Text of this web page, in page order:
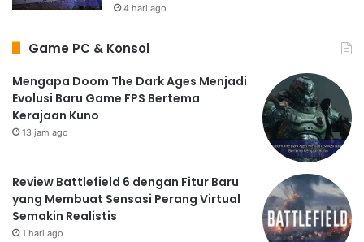
4 hari ago
Game PC & Konsol
Mengapa Doom The Dark Ages Menjadi
Evolusi Baru Game FPS Bertema
Kerajaan Kuno
13 jam ago
Review Battlefield 6 dengan Fitur Baru
yang Membuat Sensasi Perang Virtual
Semakin Realistis
1 hari ago